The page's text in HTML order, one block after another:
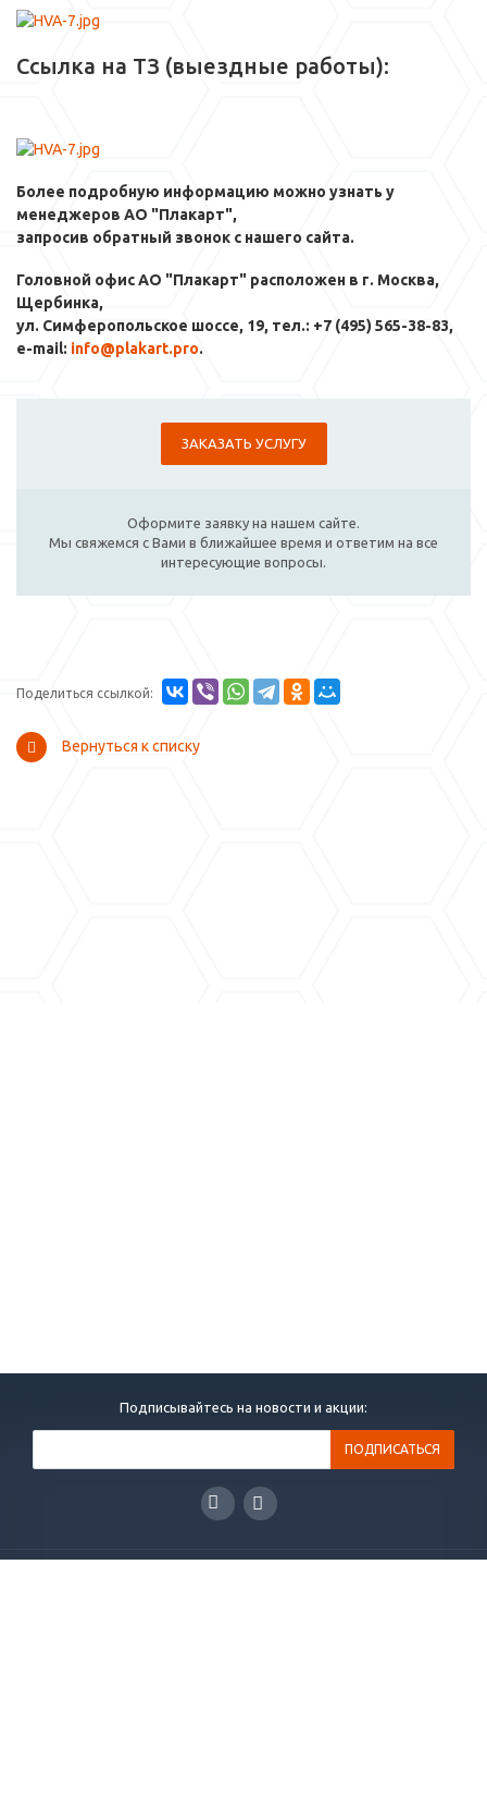
Ссылка на ТЗ (выездные работы):
Более подробную информацию можно узнать у
менеджеров АО "Плакарт",
запросив обратный звонок с нашего сайта.
Головной офис АО "Плакарт" расположен в г. Москва,
Щербинка,
ул. Симферопольское шоссе, 19, тел.: +7 (495) 565-38-83,
e-mail: info@plakart.pro.
ЗАКАЗАТЬ УСЛУГУ
Оформите заявку на нашем сайте.
Мы свяжемся с Вами в ближайшее время и ответим на все
интересующие вопросы.
Поделиться ссылкой:
Вернуться к списку
Подписывайтесь на новости и акции: